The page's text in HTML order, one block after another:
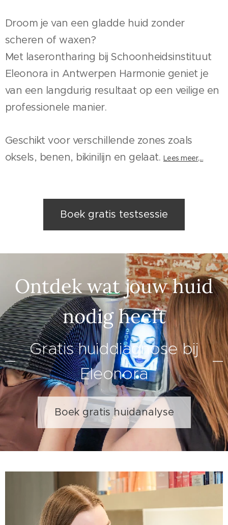
Droom je van een gladde huid zonder
scheren of waxen?
Met laserontharing bij Schoonheidsinstituut
Eleonora in Antwerpen Harmonie geniet je
van een langdurig resultaat op een veilige en
professionele manier.
Geschikt voor verschillende zones zoals
oksels, benen, bikinilijn en gelaat. Lees meer,...
Boek gratis testsessie
Ontdek wat jouw huid
nodig heeft
Gratis huiddiagnose bij
Eleonora
Boek gratis huidanalyse